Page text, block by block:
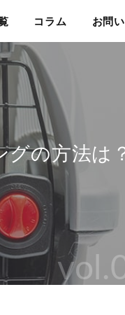
コラム お問
の方法は